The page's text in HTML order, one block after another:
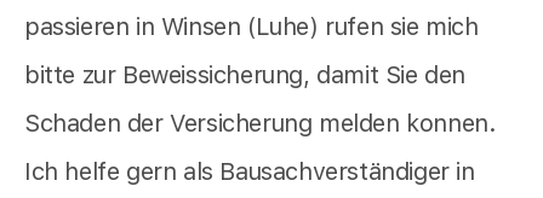
passieren in Winsen (Luhe) rufen sie mich
bitte zur Beweissicherung, damit Sie den
Schaden der Versicherung melden konnen.
Ich helfe gern als Bausachverständiger in